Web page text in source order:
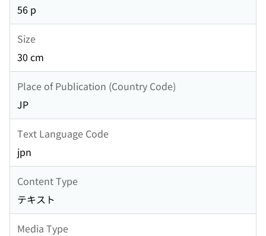
56 p
Size
30 cm
Place of Publication (Country Code)
JP
Text Language Code
jpn
Content Type
テキスト
Media Type